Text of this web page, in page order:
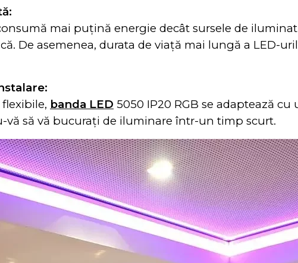
mai puțină energie decât sursele de
De asemenea, durata de viață mai lungă a LED-
banda LED 5050 IP20 RGB se adaptează
vă să vă bucurați de iluminare într-un timp scurt.